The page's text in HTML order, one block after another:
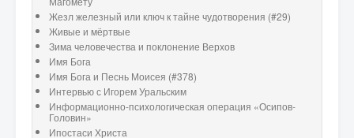
Жезл железный или ключ к тайне чудотворения (#29)
Живые и мёртвые
Зима человечества и поклонение Верхов
Имя Бога
Имя Бога и Песнь Моисея (#378)
Интервью с Игорем Уральским
Информационно-психологическая операция «Осипов-
Головин»
Ипостаси Христа